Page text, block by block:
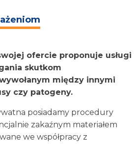
ofercie proponuje usługi
skutkom
między innymi
czy patogeny.
posiadamy procedury
zakaźnym materiałem
we współpracy z